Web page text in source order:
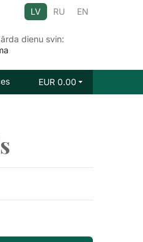
LV RU EN
dienu svin:
EUR 0.00